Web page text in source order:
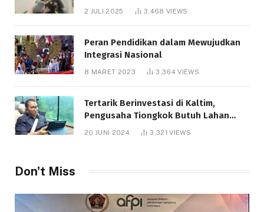
Bantuan Pendidikan Gratispol
2 JULI 2025 3,468 VIEWS
Peran Pendidikan dalam Mewujudkan
Integrasi Nasional
8 MARET 2023 3,364VIEWS
Tertarik Berinvestasi di Kaltim,
Pengusaha Tiongkok Butuh Lahan
1.000 Hektare
20 JUNI 2024 3,321VIEWS
Don't Miss